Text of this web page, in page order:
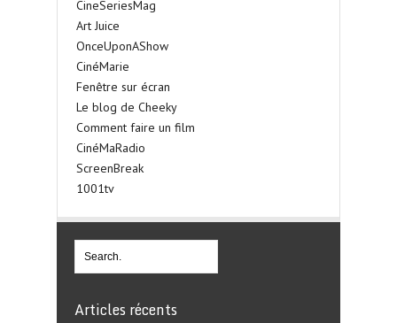
CineSeriesMag
Art Juice
OnceUponAShow
CinéMarie
Fenêtre sur écran
Le blog de Cheeky
Comment faire un film
CinéMaRadio
ScreenBreak
1001tv
Articles récents